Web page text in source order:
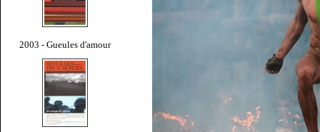
2003 - Gueules d'amour